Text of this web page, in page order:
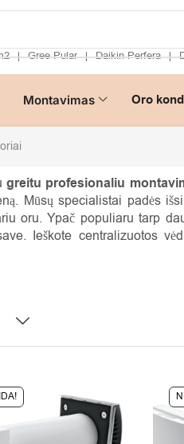
❘ Gree Pular ❘ Daikin Perfera ❘
Montavimas Oro
greitu profesionaliu
Mūsų specialistai padės
oru. Ypač populiaru tarp
Ieškote centralizuotos